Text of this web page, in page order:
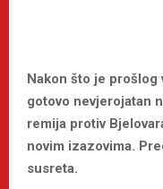
Nakon što je prošlog
gotovo nevjerojatan
remija protiv
novim izazovima.
susreta.